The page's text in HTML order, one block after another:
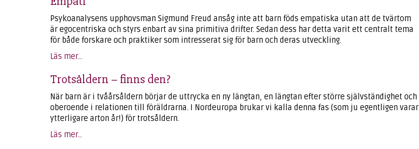
Psykoanalysens upphovsman Sigmund Freud ansåg inte att barn föds empatiska utan att de tvärtom
är egocentriska och styrs enbart av sina primitiva drifter. Sedan dess har detta varit ett centralt tema
för både forskare och praktiker som intresserat sig för barn och deras utveckling.
Läs mer...
Trotsåldern – finns den?
När barn är i tvåårsåldern börjar de uttrycka en ny längtan, en längtan efter större självständighet och
oberoende i relationen till föräldrarna. I Nordeuropa brukar vi kalla denna fas (som ju egentligen varar
ytterligare arton år!) för trotsåldern.
Läs mer...